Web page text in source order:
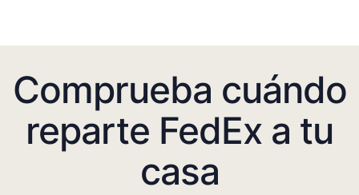
Comprueba cuándo
reparte FedEx a tu
casa